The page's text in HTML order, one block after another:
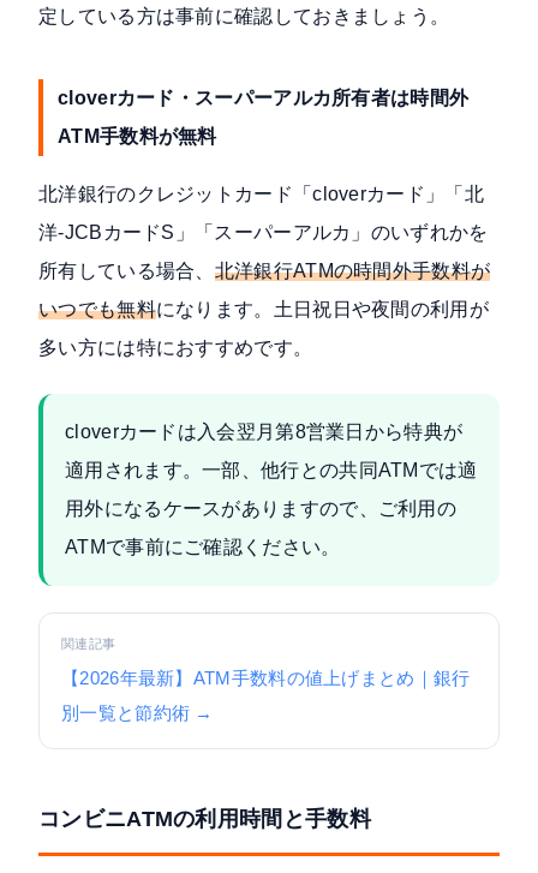
定している方は事前に確認しておきましょう。
cloverカード・スーパーアルカ所有者は時間外
ATM手数料が無料
北洋銀行のクレジットカード「cloverカード」「北
洋-JCBカードS」「スーパーアルカ」のいずれかを
所有している場合、 北洋銀行ATMの時間外手数料が
いつでも無料になります。土日祝日や夜間の利用が
多い方には特におすすめです。
cloverカードは入会翌月第8営業日から特典が
適用されます。一部、他行との共同ATMでは適
用外になるケースがありますので、ご利用の
ATMで事前にご確認ください。
関連記事
【2026年最新】ATM手数料の値上げまとめ｜銀行
別一覧と節約術 →
コンビニATMの利用時間と手数料